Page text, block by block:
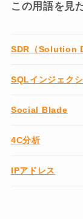
この用語を見
SDR（Solution
SQLインジェク
Social Blade
4C分析
IPアドレス